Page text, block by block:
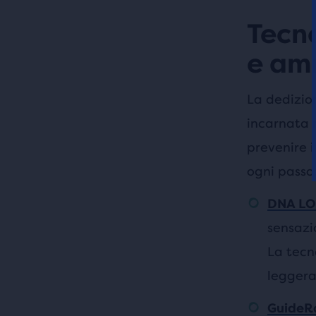
e
La
incarnata
prevenire
ogni passo:
DNA
La